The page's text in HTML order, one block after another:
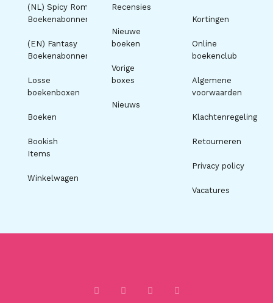
(NL) Spicy Romance
Boekenabonnement
(EN) Fantasy
Boekenabonnement
Losse
boekenboxen
Boeken
Bookish
Items
Winkelwagen
Recensies
Nieuwe
boeken
Vorige
boxes
Nieuws
Kortingen
Online
boekenclub
Algemene
voorwaarden
Klachtenregeling
Retourneren
Privacy policy
Vacatures
I
n
F
a
T
i
P
i